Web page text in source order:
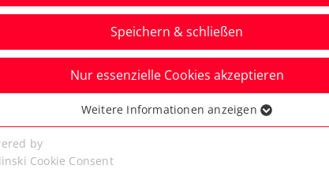
Trophy: Heimsieg
Villach
Speichern & schließen
Nur essenzielle Cookies akzeptieren
Cookies werden für grundlegende Funktionen der
benötigt. Dadurch ist gewährleistet, dass die
Weitere Informationen anzeigen
by
Cookie Consent